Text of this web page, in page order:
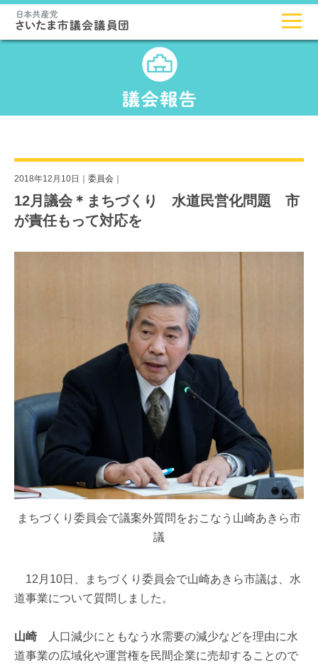
2018年12月10日｜ 委員会
12月議会＊まちづくり 水道民営化問題 市
が責任もって対応を
まちづくり委員会で議案外質問をおこなう山崎あきら市
議
12月10日、まちづくり委員会で山崎あきら市議は、水
道事業について質問しました。
山崎人口減少にともなう水需要の減少などを理由に水
道事業の広域化や運営権を民間企業に売却することので